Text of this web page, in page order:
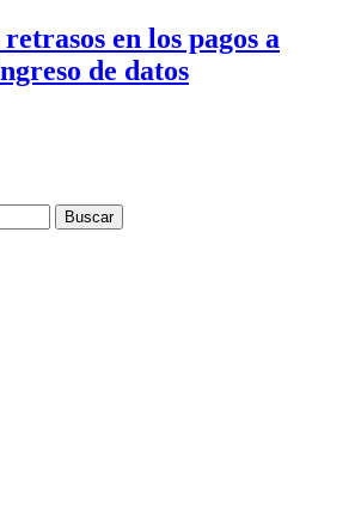
en los pagos a
de datos
Buscar